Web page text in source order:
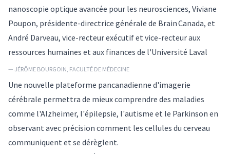
nanoscopie optique avancée pour les neurosciences, Viviane
Poupon, présidente-directrice générale de Brain Canada, et
André Darveau, vice-recteur exécutif et vice-recteur aux
ressources humaines et aux finances de l'Université Laval
— JÉRÔME BOURGOIN, FACULTÉ DE MÉDECINE
Une nouvelle plateforme pancanadienne d'imagerie
cérébrale permettra de mieux comprendre des maladies
comme l'Alzheimer, l'épilepsie, l'autisme et le Parkinson en
observant avec précision comment les cellules du cerveau
communiquent et se dérèglent.